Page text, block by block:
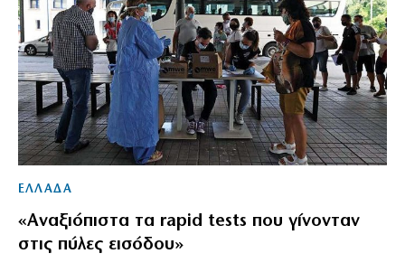
ΕΛΛΑΔΑ
«Αναξιόπιστα τα rapid tests που γίνονταν
στις πύλες εισόδου»